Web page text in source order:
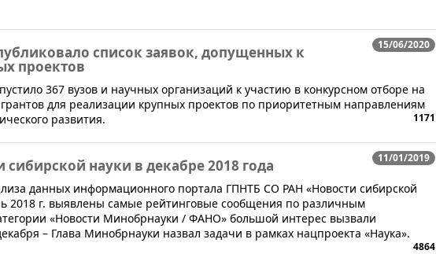
15/06/2020
список заявок, допущенных к
проектов
367 вузов и научных организаций к участию в конкурсном отборе на
для реализации крупных проектов по приоритетным направлениям
развития.
1171
11/01/2019
сибирской науки в декабре 2018 года
данных информационного портала ГПНТБ СО РАН «Новости сибирской
2018 г. выявлены самые рейтинговые сообщения по различным
«Новости Минобрнауки / ФАНО» большой интерес вызвали
– Глава Минобрнауки назвал задачи в рамках нацпроекта «Наука».
4864